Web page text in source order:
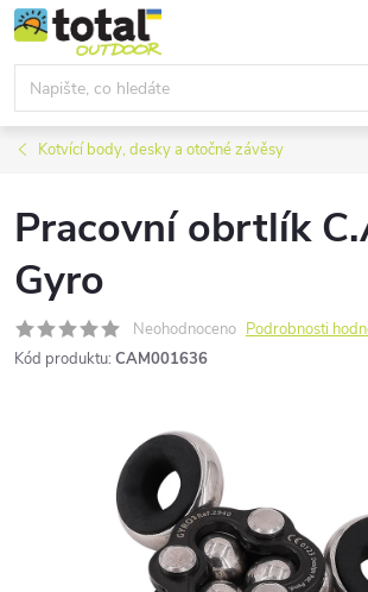
Přejít
na
obsah
Kotvící body, desky a otočné závěsy
Pracovní obrtlík
Gyro
Neohodnoceno Podrobnosti
Kód produktu: CAM001636